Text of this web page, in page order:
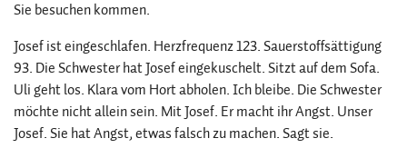
Sie besuchen kommen.
Josef ist eingeschlafen. Herzfrequenz 123. Sauerstoffsättigung
93. Die Schwester hat Josef eingekuschelt. Sitzt auf dem Sofa.
Uli geht los. Klara vom Hort abholen. Ich bleibe. Die Schwester
möchte nicht allein sein. Mit Josef. Er macht ihr Angst. Unser
Josef. Sie hat Angst, etwas falsch zu machen. Sagt sie.